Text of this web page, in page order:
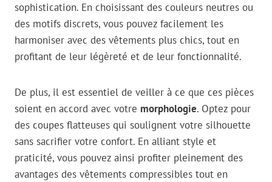
sophistication. En choisissant des couleurs neutres ou
des motifs discrets, vous pouvez facilement les
harmoniser avec des vêtements plus chics, tout en
profitant de leur légèreté et de leur fonctionnalité.
De plus, il est essentiel de veiller à ce que ces pièces
soient en accord avec votre morphologie. Optez pour
des coupes flatteuses qui soulignent votre silhouette
sans sacrifier votre confort. En alliant style et
praticité, vous pouvez ainsi profiter pleinement des
avantages des vêtements compressibles tout en